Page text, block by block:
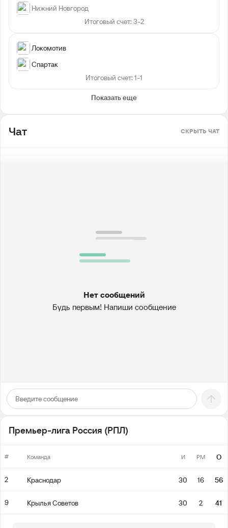
Нижний Новгород
Итоговый счет: 3-2
Локомотив
Спартак
Итоговый счет: 1-1
Показать еще
Чат СКРЫТЬ ЧАТ
Нет сообщений
Будь первым! Напиши сообщение
Премьер-лига Россия (РПЛ)
# Команда И РМ О
2 Краснодар 30 16 56
9 Крылья Советов 30 2 41